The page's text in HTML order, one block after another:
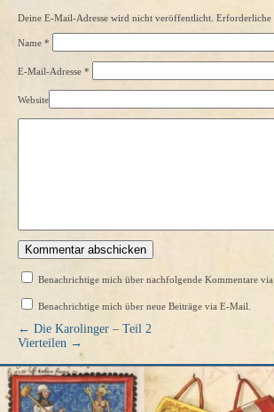
Deine E-Mail-Adresse wird nicht veröffentlicht. Erforderliche
Name *
E-Mail-Adresse *
Website
Benachrichtige mich über nachfolgende Kommentare via
Benachrichtige mich über neue Beiträge via E-Mail.
← Die Karolinger – Teil 2
Vierteilen →